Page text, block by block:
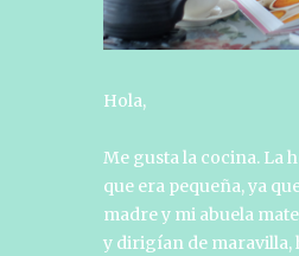
Hola,
Me gusta la cocina. La
que era pequeña, ya
madre y mi abuela
y dirigían de maravilla,